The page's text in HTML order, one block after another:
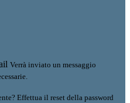
Verrà inviato un messaggio
Effettua il reset della password